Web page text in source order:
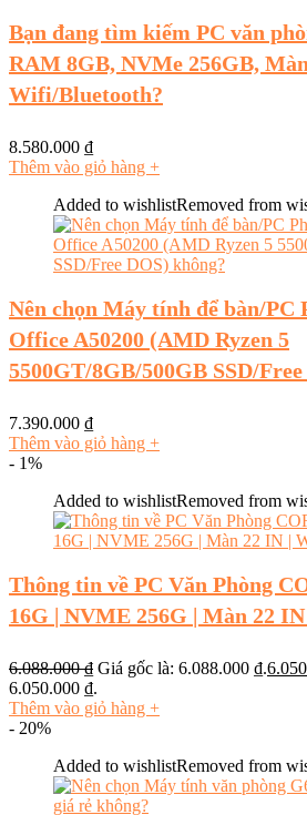
Bạn đang tìm kiếm PC văn
RAM 8GB, NVMe 256GB,
Wifi/Bluetooth?
8.580.000 ₫
Thêm vào giỏ hàng +
Added to wishlistRemoved from
Nên chọn Máy tính để bàn/PC
Office A50200 (AMD Ryzen 5
5500GT/8GB/500GB SSD/
7.390.000 ₫
Thêm vào giỏ hàng +
- 1%
Added to wishlistRemoved from
Thông tin về PC Văn Phòng
16G | NVME 256G | Màn 22
6.088.000₫ Giá gốc là: 6.088.000 ₫.
6.050.000 ₫.
Thêm vào giỏ hàng +
- 20%
Added to wishlistRemoved from